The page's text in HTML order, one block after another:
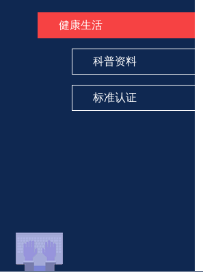
市场监管总局举办首届优秀公文展
市场监管总局召开产品质量安全监
我国制造业产品质量合格率稳中有升
健康生活
科普资料
标准认证